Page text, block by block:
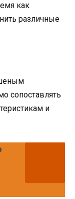
как
различные
сопоставлять
и